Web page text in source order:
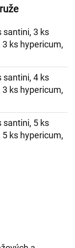
santini, 3 ks
ks hypericum,
santini, 4 ks
ks hypericum,
santini, 5 ks
ks hypericum,